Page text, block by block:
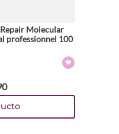
Molecular
professionnel 100